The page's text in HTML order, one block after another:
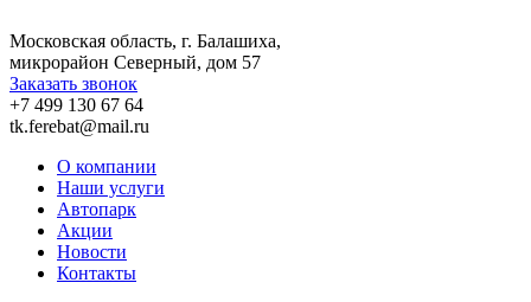
Московская область, г. Балашиха,
микрорайон Северный, дом 57
Заказать звонок
+7 499 130 67 64
tk.ferebat@mail.ru
О компании
Наши услуги
Автопарк
Акции
Новости
Контакты